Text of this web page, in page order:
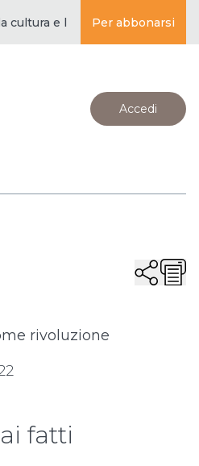
e l’educazione ·
Per abbonarsi
Accedi
rivoluzione
fatti